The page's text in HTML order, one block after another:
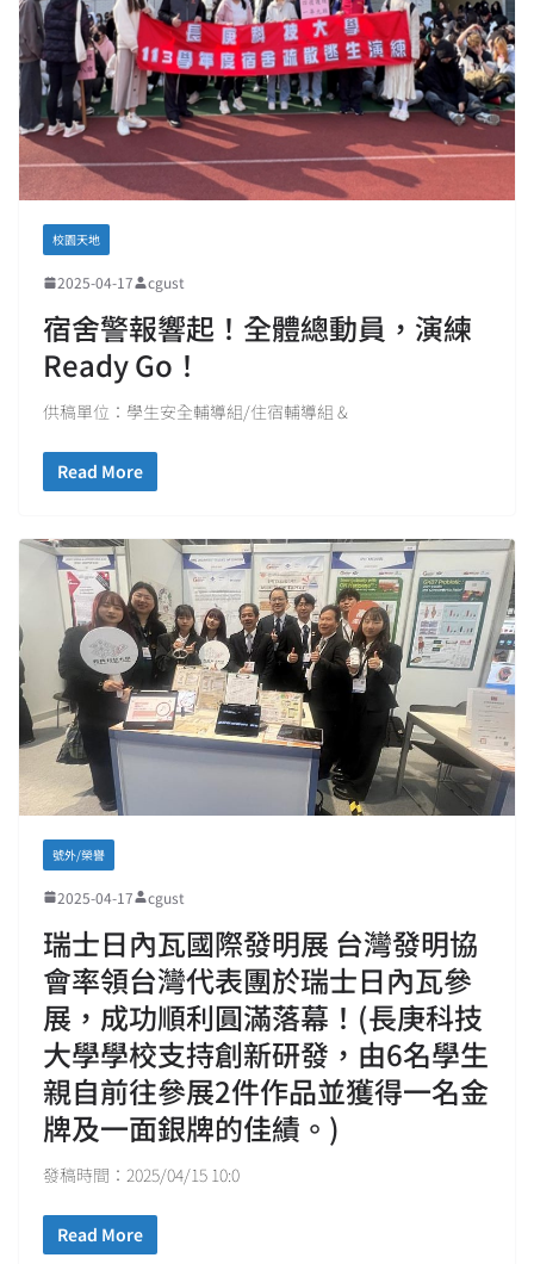
校園天地
2025-04-17 cgust
宿舍警報響起！全體總動員，演練
Ready Go！
供稿單位：學生安全輔導組/住宿輔導組 &
Read More
號外/榮譽
2025-04-17 cgust
瑞士日內瓦國際發明展 台灣發明協
會率領台灣代表團於瑞士日內瓦參
展，成功順利圓滿落幕！(長庚科技
大學學校支持創新研發，由6名學生
親自前往參展2件作品並獲得一名金
牌及一面銀牌的佳績。)
發稿時間：2025/04/15 10:0
Read More